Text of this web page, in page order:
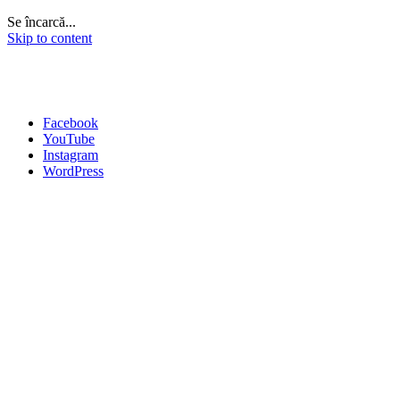
Se încarcă...
Skip to content
Facebook
YouTube
Instagram
WordPress